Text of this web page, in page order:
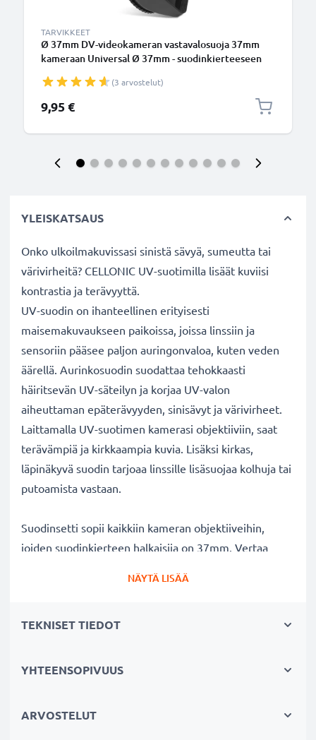
TARVIKKEET
Ø 37mm DV-videokameran vastavalosuoja 37mm
kameraan Universal Ø 37mm - suodinkierteeseen
CELLONIC
(3 arvostelut)
9,95 €
YLEISKATSAUS
Onko ulkoilmakuvissasi sinistä sävyä, sumeutta tai
värivirheitä? CELLONIC UV-suotimilla lisäät kuviisi
kontrastia ja terävyyttä.
UV-suodin on ihanteellinen erityisesti
maisemakuvaukseen paikoissa, joissa linssiin ja
sensoriin pääsee paljon auringonvaloa, kuten veden
äärellä. Aurinkosuodin suodattaa tehokkaasti
häiritsevän UV-säteilyn ja korjaa UV-valon
aiheuttaman epäterävyyden, sinisävyt ja värivirheet.
Laittamalla UV-suotimen kamerasi objektiiviin, saat
terävämpiä ja kirkkaampia kuvia. Lisäksi kirkas,
läpinäkyvä suodin tarjoaa linssille lisäsuojaa kolhuja tai
putoamista vastaan.
Suodinsetti sopii kaikkiin kameran objektiiveihin,
joiden suodinkierteen halkaisija on 37mm. Vertaa
Parempi kuvanlaatu väreistä tai
✔ Terävämpiä ja kirkkaampia kuvia: korjaa UV-valon
NÄYTÄ LISÄÄ
TEKNISET TIEDOT
YHTEENSOPIVUUS
ARVOSTELUT